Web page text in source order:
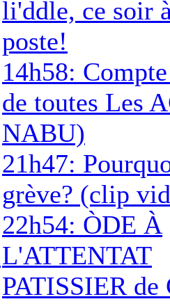
li'ddle, ce soir
poste!
14h58:
de toutes Les
NABU)
21h47:
grève? (clip
22h54: ÒDE À
L'ATTENTAT
PATISSIER de